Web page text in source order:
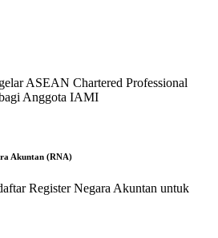
ASEAN Chartered Professional
Anggota IAMI
Akuntan (RNA)
Register Negara Akuntan untuk